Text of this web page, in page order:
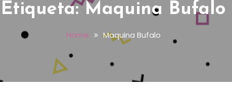
Etiqueta:Maquina Bufalo
Home Maquina Bufalo